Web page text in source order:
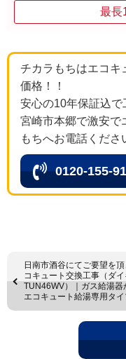
最長
チカラもちはエコキ
価格！！
安心の10年保証込で
宮崎市本郷で激安で
もちへお電話くださ
0120-155-
日南市酒谷にてご要望を頂
コキュート交換工事（ダイ
TUN46WV）｜ガス給湯器
エコキュート給湯専用タ